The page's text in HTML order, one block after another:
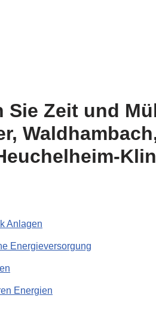
Zeit und
Anlagen
Energieversorgung
Energien